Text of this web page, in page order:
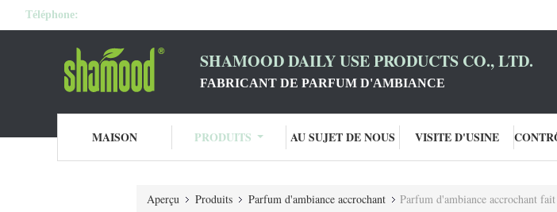
Téléphone:
SHAMOOD DAILY USE PRODUCTS CO., LTD.
FABRICANT DE PARFUM D'AMBIANCE
MAISON PRODUITS AU SUJET DE NOUS VISITE D'USINE
Aperçu Produits Parfum d'ambiance accrochant Parfum d'ambiance accrochant